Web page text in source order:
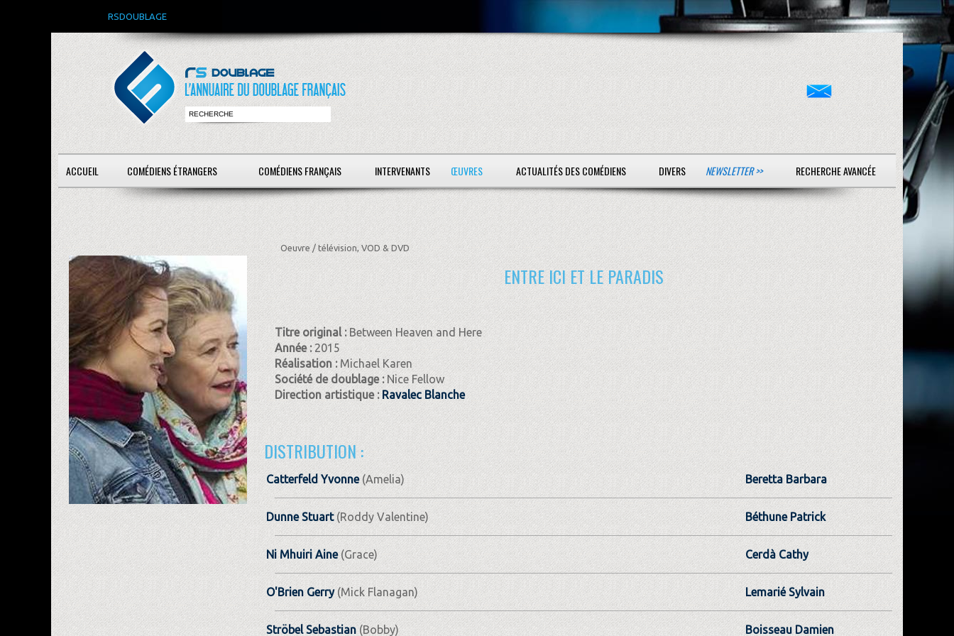
RSDOUBLAGE
ACCUEIL COMÉDIENS ÉTRANGERS COMÉDIENS FRANÇAIS INTERVENANTS ŒUVRES ACTUALITÉS DES COMÉDIENS DIVERS NEWSLETTER >> RECHERCHE AVANCÉE
Oeuvre / télévision, VOD & DVD
ENTRE ICI ET LE PARADIS
Titre original :Between Heaven and Here
Année :2015
Réalisation :Michael Karen
Société de doublage :Nice Fellow
Direction artistique : Ravalec Blanche
DISTRIBUTION :
Catterfeld Yvonne(Amelia) Beretta Barbara
Dunne Stuart(Roddy Valentine) Béthune Patrick
Ni Mhuiri Aine(Grace) Cerdà Cathy
O'Brien Gerry(Mick Flanagan) Lemarié Sylvain
Ströbel Sebastian(Bobby) Boisseau Damien